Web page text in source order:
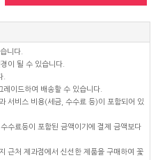
니다.
이 될 수 있습니다.
.
이드하여 배송할 수 있습니다.
서비스 비용(세금, 수수료 등)이 포함되어 있
수료등이 포함된 금액이기에 결제 금액보다
근처 제과점에서 신선한 제품을 구매하여 꽃